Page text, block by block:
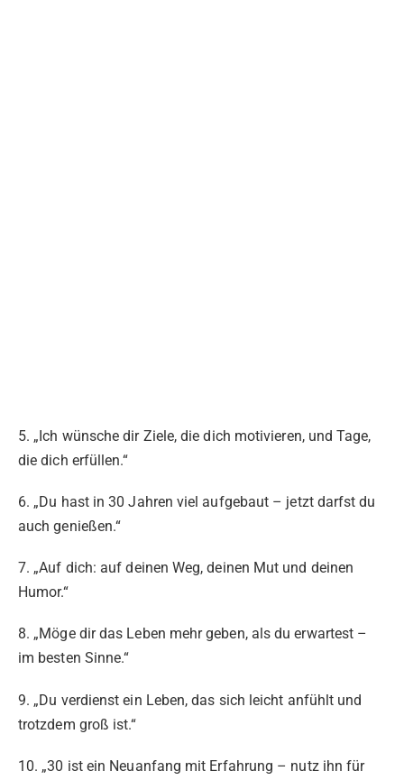
5. „Ich wünsche dir Ziele, die dich motivieren, und Tage,
die dich erfüllen.“
6. „Du hast in 30 Jahren viel aufgebaut – jetzt darfst du
auch genießen.“
7. „Auf dich: auf deinen Weg, deinen Mut und deinen
Humor.“
8. „Möge dir das Leben mehr geben, als du erwartest –
im besten Sinne.“
9. „Du verdienst ein Leben, das sich leicht anfühlt und
trotzdem groß ist.“
10. „30 ist ein Neuanfang mit Erfahrung – nutz ihn für